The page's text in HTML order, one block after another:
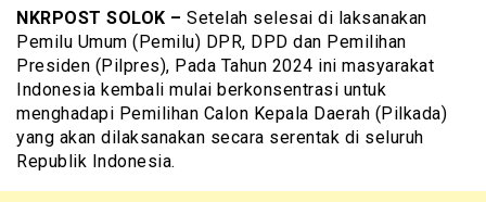
NKRPOST SOLOK – Setelah selesai di laksanakan
Pemilu Umum (Pemilu) DPR, DPD dan Pemilihan
Presiden (Pilpres), Pada Tahun 2024 ini masyarakat
Indonesia kembali mulai berkonsentrasi untuk
menghadapi Pemilihan Calon Kepala Daerah (Pilkada)
yang akan dilaksanakan secara serentak di seluruh
Republik Indonesia.